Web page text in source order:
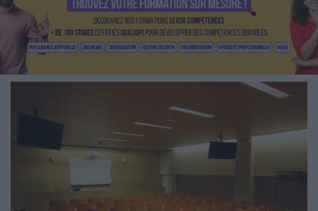
TRAVAIL COLLABORATIF
VIE NUMÉRIQUE
NUMÉRIQUE RESPONSABLE
LES DOSSIERS